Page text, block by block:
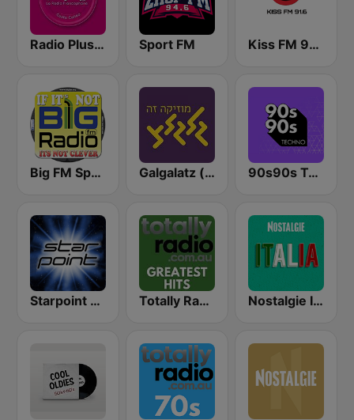
Radio Plus espagne Sport FM Kiss FM 91.6
Big FM Spain Galgalatz (גלגלצ רדיו) 90s90s Techno
Starpoint Radio Totally Radio Greatest Hits Nostalgie Italia